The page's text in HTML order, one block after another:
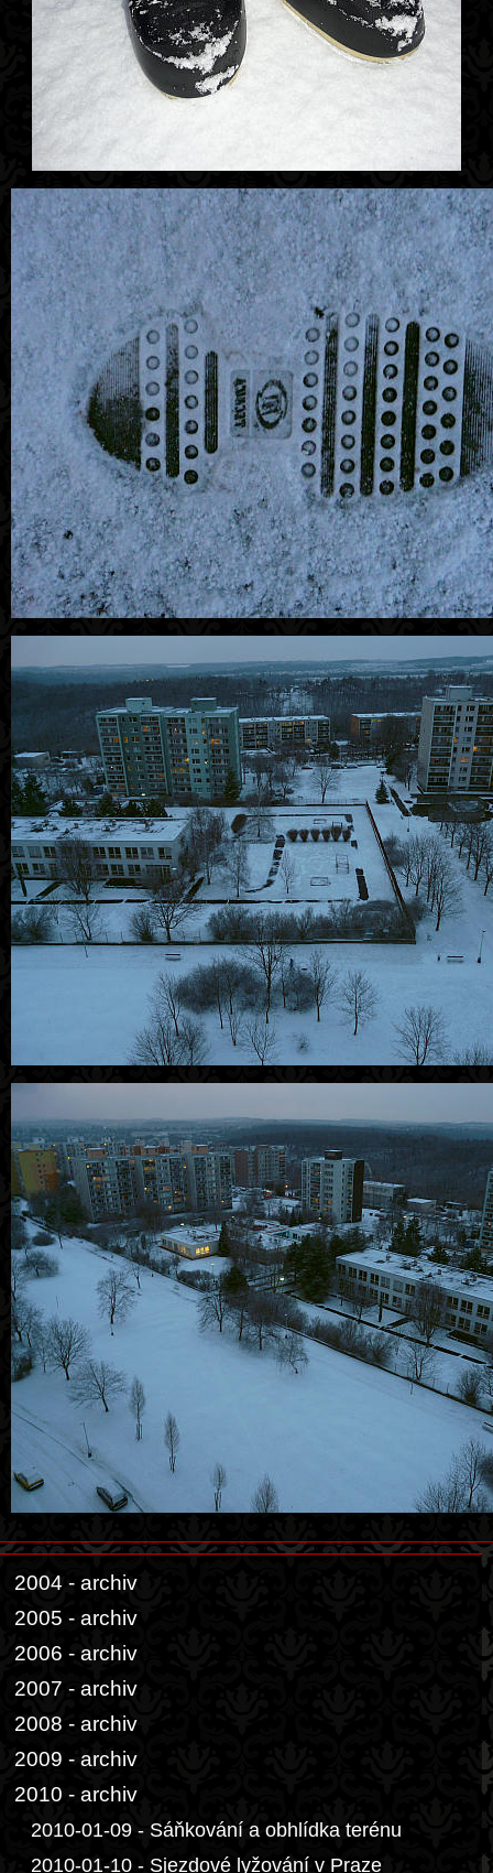
2004 - archiv
2005 - archiv
2006 - archiv
2007 - archiv
2008 - archiv
2009 - archiv
2010 - archiv
2010-01-09 - Sáňkování a obhlídka terénu
2010-01-10 - Sjezdové lyžování v Praze